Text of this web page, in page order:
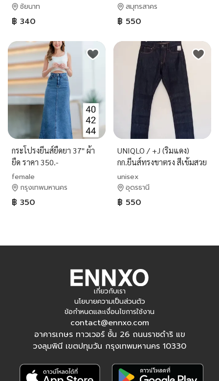
ชัยนาท
฿ 340
สมุทรสาคร
฿ 550
กระโปรงยีนส์ยืดยา 37" ผ้า
ยืด ราคา 350.-
female
กรุงเทพมหานคร
฿ 350
UNIQLO / +J (ริมแดง)
กก.ยีนส์ทรงขาตรง สีเข้มสวย
ผ้าผสม ใส่สบาย สภาพดีมาก
เหมือนไม่ผ่านการใช้งาน
unisex
อุดรธานี
฿ 550
เกี่ยวกับเรา
นโยบายความเป็นส่วนตัว
ข้อกำหนดและเงื่อนไขการใช้งาน
contact@ennxo.com
อาคารเกษร ทาวเวอร์ ชั้น 26 ถนนราชดำริ แข
วงลุมพินี เขตปทุมวัน กรุงเทพมหานคร 10330